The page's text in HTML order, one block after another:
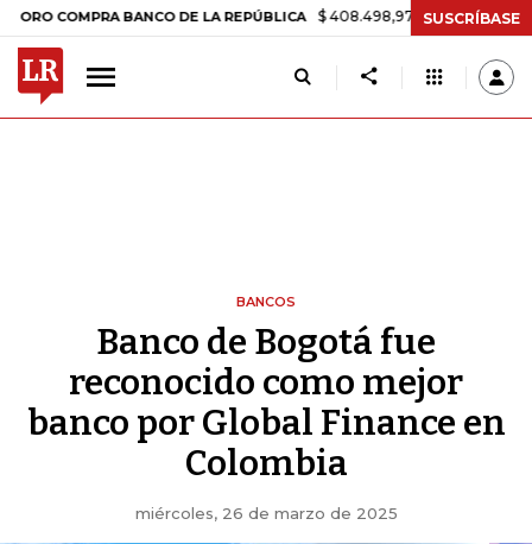
BANCO DE LA REPÚBLICA $ 408.498,97 +$ 8.753,81 +2,19%
SUSCRÍBASE
BANCOS
Banco de Bogotá fue
reconocido como mejor
banco por Global Finance en
Colombia
miércoles, 26 de marzo de 2025